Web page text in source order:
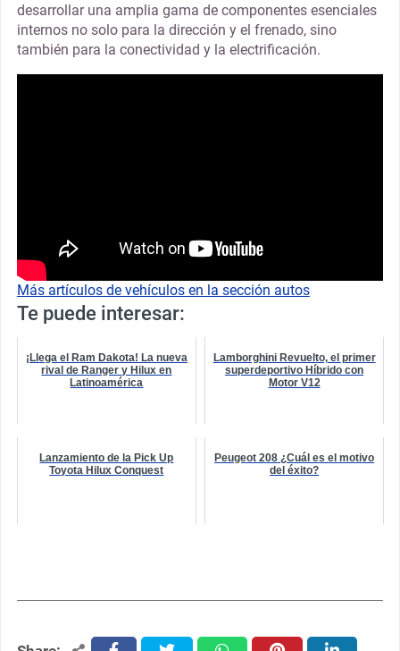
desarrollar una amplia gama de componentes esenciales
internos no solo para la dirección y el frenado, sino
también para la conectividad y la electrificación.
Más artículos de vehículos en la sección autos
Te puede interesar:
¡Llega el Ram Dakota! La nueva
rival de Ranger y Hilux en
Latinoamérica
Lamborghini Revuelto, el primer
superdeportivo Híbrido con
Motor V12
Lanzamiento de la Pick Up
Toyota Hilux Conquest
Peugeot 208 ¿Cuál es el motivo
del éxito?